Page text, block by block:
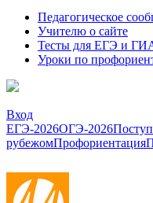
Педагогическое
Учителю о сайте
Тесты для ЕГЭ и
Уроки по
Вход
ЕГЭ-2026ОГЭ-2026
рубежомПрофориентация